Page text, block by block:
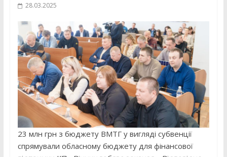
28.03.2025
23 млн грн з бюджету ВМТГ у вигляді субвенції
спрямували обласному бюджету для фінансової